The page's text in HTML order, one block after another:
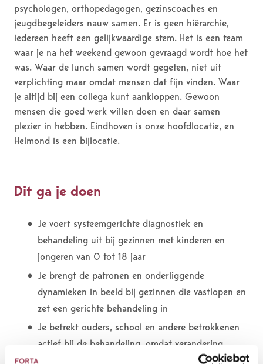
psychologen, orthopedagogen, gezinscoaches en
jeugdbegeleiders nauw samen. Er is geen hiërarchie,
iedereen heeft een gelijkwaardige stem. Het is een team
waar je na het weekend gewoon gevraagd wordt hoe het
was. Waar de lunch samen wordt gegeten, niet uit
verplichting maar omdat mensen dat fijn vinden. Waar
je altijd bij een collega kunt aankloppen. Gewoon
mensen die goed werk willen doen en daar samen
plezier in hebben. Eindhoven is onze hoofdlocatie, en
Helmond is een bijlocatie.
Dit ga je doen
Je voert systeemgerichte diagnostiek en
behandeling uit bij gezinnen met kinderen en
jongeren van 0 tot 18 jaar
Je brengt de patronen en onderliggende
dynamieken in beeld bij gezinnen die vastlopen en
zet een gerichte behandeling in
Je betrekt ouders, school en andere betrokkenen
actief bij de behandeling, omdat verandering
alleen werkt als het systeem meebeweegt